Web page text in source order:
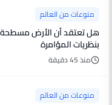
منوعات من العالم
بنظريات المؤامرة
منذ 45 دقيقة
منوعات من العالم